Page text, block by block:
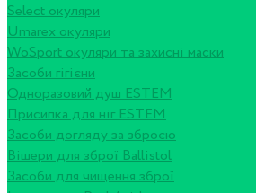
Select окуляри
Umarex окуляри
WoSport окуляри та захисні маски
Засоби гігієни
Одноразовий душ ESTEM
Присипка для ніг ESTEM
Засоби догляду за зброєю
Вішери для зброї Ballistol
Засоби для чищення зброї